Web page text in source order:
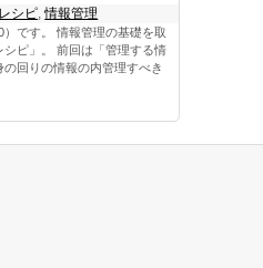
シピ,情報管理
です。 情報管理の基礎を取
ピ」。 前回は「管理する情
回りの情報の内管理すべき